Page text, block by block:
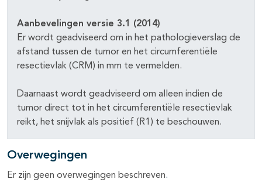
Aanbevelingen versie 3.1 (2014)
Er wordt geadviseerd om in het pathologieverslag de
afstand tussen de tumor en het circumferentiële
resectievlak (CRM) in mm te vermelden.
Daarnaast wordt geadviseerd om alleen indien de
tumor direct tot in het circumferentiële resectievlak
reikt, het snijvlak als positief (R1) te beschouwen.
Overwegingen
Er zijn geen overwegingen beschreven.